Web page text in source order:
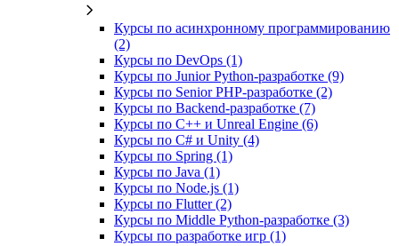
Курсы по асинхронному программированию
(2)
Курсы по DevOps (1)
Курсы по Junior Python-разработке (9)
Курсы по Senior PHP-разработке (2)
Курсы по Backend‑разработке (7)
Курсы по C++ и Unreal Engine (6)
Курсы по C# и Unity (4)
Курсы по Spring (1)
Курсы по Java (1)
Курсы по Node.js (1)
Курсы по Flutter (2)
Курсы по Middle Python-разработке (3)
Курсы по разработке игр (1)